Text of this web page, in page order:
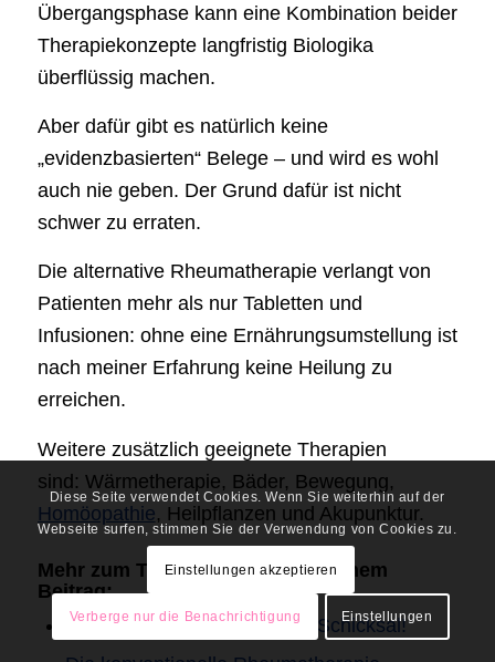
Übergangsphase kann eine Kombination beider
Therapiekonzepte langfristig Biologika
überflüssig machen.
Aber dafür gibt es natürlich keine
„evidenzbasierten“ Belege – und wird es wohl
auch nie geben. Der Grund dafür ist nicht
schwer zu erraten.
Die alternative Rheumatherapie verlangt von
Patienten mehr als nur Tabletten und
Infusionen: ohne eine Ernährungsumstellung ist
nach meiner Erfahrung keine Heilung zu
erreichen.
Weitere zusätzlich geeignete Therapien
sind: Wärmetherapie, Bäder, Bewegung,
Homöopathie, Heilpflanzen und Akupunktur.
Mehr zum Thema Rheuma in meinem
Beitrag:
Rheuma ist heilbar und kein Schicksal!
Diese Seite verwendet Cookies. Wenn Sie weiterhin auf der
Webseite surfen, stimmen Sie der Verwendung von Cookies zu.
Einstellungen akzeptieren
Verberge nur die Benachrichtigung Einstellungen